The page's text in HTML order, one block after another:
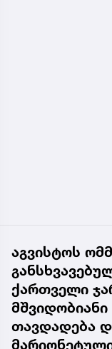
აგვისტოს
ქართველი
თავდადება